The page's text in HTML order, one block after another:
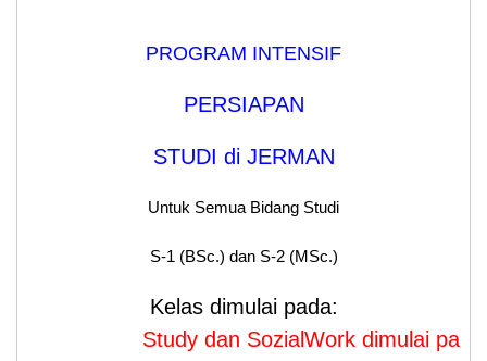
PROGRAM INTENSIF
PERSIAPAN
STUDI di JERMAN
Untuk Semua Bidang Studi
S-1 (BSc.) dan S-2 (MSc.)
Kelas dimulai pada:
dan SozialWork dimulai pada Januari & Mei